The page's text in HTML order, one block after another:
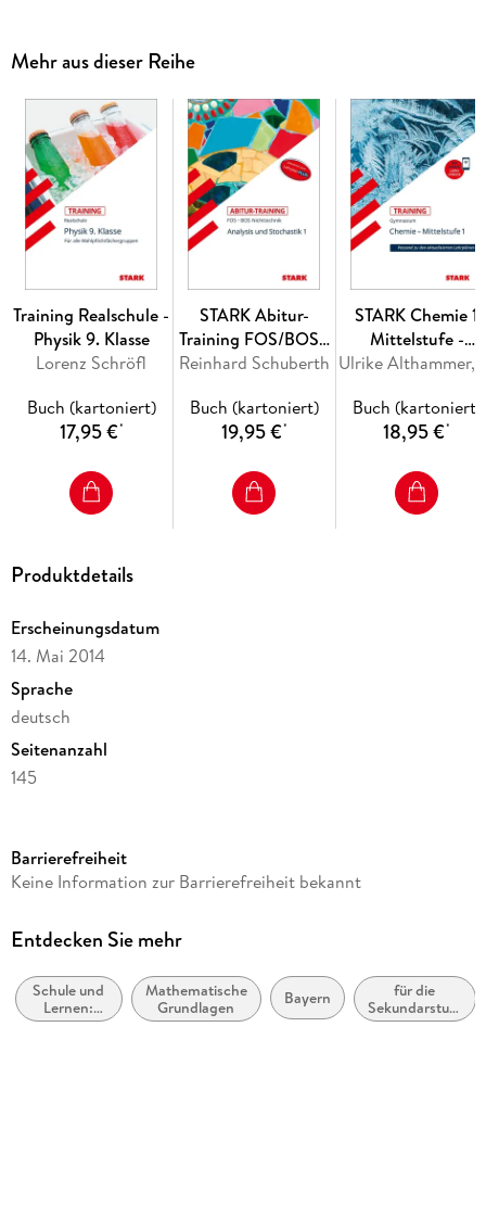
Schrittweise vorgerechnete
Themengebiet
ZahlreicheAufgaben mit hilfreichenTipps
Ausführliche
Lösungsvorschlägemit detaillierten
Rechenschritten zu allen Aufgaben
Mustertests zur selbstständigen Wissensüberprüfung inkl.
Angaben zu Zeitbedarf und Punkteverteilung
Mehr aus dieser Reihe
Training Realschule -
Physik 9. Klasse
Lorenz Schröfl
Buch (kartoniert)
17,95 €*
STARK Abitur-
Training FOS/BOS -
Mathematik Bayern
Nichttechnik, Band
1
Reinhard Schuberth
Buch (kartoniert)
19,95 €*
STARK Chemie 1
Mittelstufe -
Training
Aufgaben und
Lösungen
Buch (kartoniert)
18,95 €*
Produktdetails
Erscheinungsdatum
14. Mai 2014
Sprache
deutsch
Seitenanzahl
145
Autor/Autorin
Verlag/Hersteller
Abbildungen
dreifarbig
Barrierefreiheit
Keine Information zur Barrierefreiheit bekannt
Entdecken Sie mehr
Schule und
Lernen:
Mathematik
Mathematische
Grundlagen
Bayern
für die
Sekundarstufe
I